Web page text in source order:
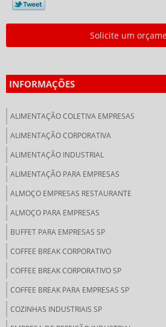
Solicite um
INFORMAÇÕES
ALIMENTAÇÃO COLETIVA EMPRESAS
ALIMENTAÇÃO CORPORATIVA
ALIMENTAÇÃO INDUSTRIAL
ALIMENTAÇÃO PARA EMPRESAS
ALMOÇO EMPRESAS RESTAURANTE
ALMOÇO PARA EMPRESAS
BUFFET PARA EMPRESAS SP
COFFEE BREAK CORPORATIVO
COFFEE BREAK CORPORATIVO SP
COFFEE BREAK PARA EMPRESAS SP
COZINHAS INDUSTRIAIS SP